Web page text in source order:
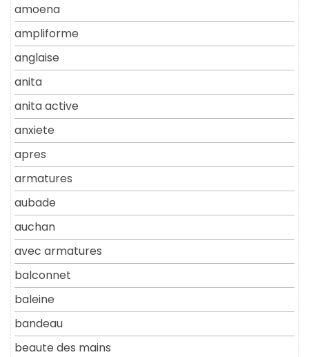
amoena
ampliforme
anglaise
anita
anita active
anxiete
apres
armatures
aubade
auchan
avec armatures
balconnet
baleine
bandeau
beaute des mains